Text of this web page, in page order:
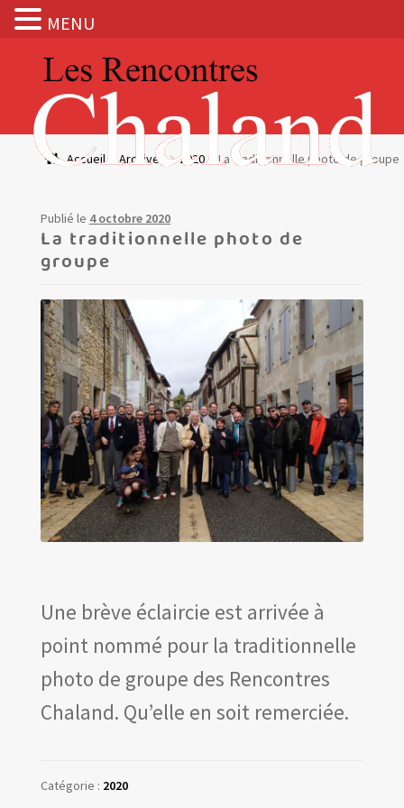
navigation
contenu
Actualités
BOUTIQUE
Prix de lecture
Hors les murs
Les amis d’Yves Chaland
LUDIBD
Accueil Archives 2020 La traditionnelle photo de groupe
Publié le 4 octobre 2020
La traditionnelle photo de
groupe
Une brève éclaircie est arrivée à
point nommé pour la traditionnelle
photo de groupe des Rencontres
Chaland. Qu’elle en soit remerciée.
Catégorie : 2020
MENU